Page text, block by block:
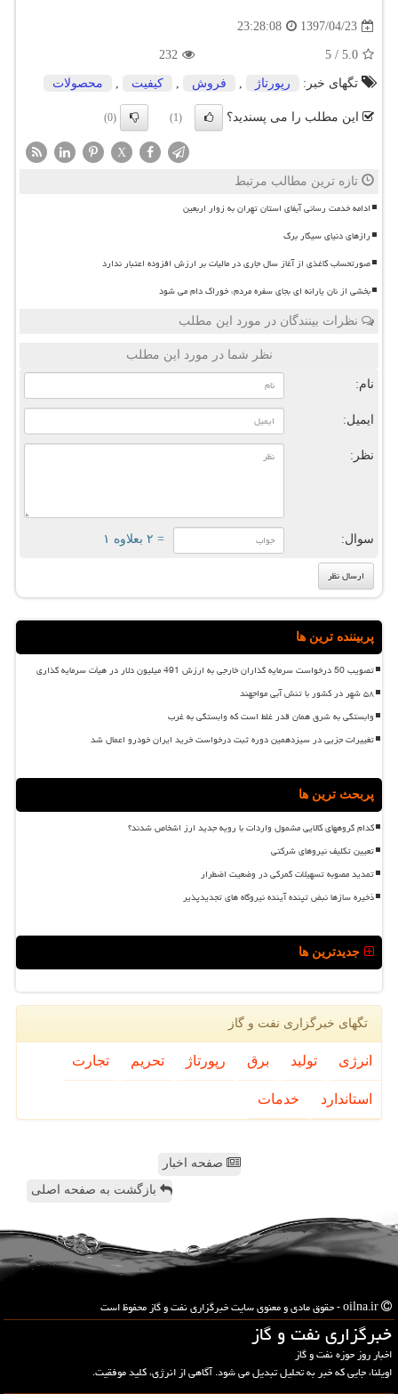
1397/04/23
23:28:08
5.0
/
5
232
تگهای خبر: رپورتاژ , فروش , كیفیت , محصولات
این مطلب را می پسندید؟ (1)
(0)
X
تازه ترین مطالب مرتبط
ادامه خدمت رسانی آبفای استان تهران به زوار اربعین
رازهای دنیای سیگار برگ
صورتحساب کاغذی از آغاز سال جاری در مالیات بر ارزش افزوده اعتبار ندارد
بخشی از نان یارانه ای بجای سفره مردم، خوراک دام می شود
نظرات بینندگان در مورد این مطلب
نظر شما در مورد این مطلب
نام:
ایمیل:
نظر:
سوال: = ۲ بعلاوه ۱
پربیننده ترین ها
تصویب 50 درخواست سرمایه گذاران خارجی به ارزش 491 میلیون دلار در هیأت سرمایه گذاری
۵۸ شهر در کشور با تنش آبی مواجهند
وابستگی به شرق همان قدر غلط است که وابستگی به غرب
تغییرات جزیی در سیزدهمین دوره ثبت درخواست خرید ایران خودرو اعمال شد
پربحث ترین ها
کدام گروههای کالایی مشمول واردات با رویه جدید ارز اشخاص شدند؟
تعیین تکلیف نیروهای شرکتی
تمدید مصوبه تسهیلات گمرکی در وضعیت اضطرار
ذخیره سازها نبض تپنده آینده نیروگاه های تجدیدپذیر
جدیدترین ها
تگهای خبرگزاری نفت و گاز
انرژی تولید برق رپورتاژ تحریم تجارت
استاندارد خدمات
صفحه اخبار
بازگشت به صفحه اصلی
خبرگزاری نفت و گاز
اخبار روز حوزه نفت و گاز
اویلنا، جایی که خبر به تحلیل تبدیل می شود. آگاهی از انرژی، کلید موفقیت.